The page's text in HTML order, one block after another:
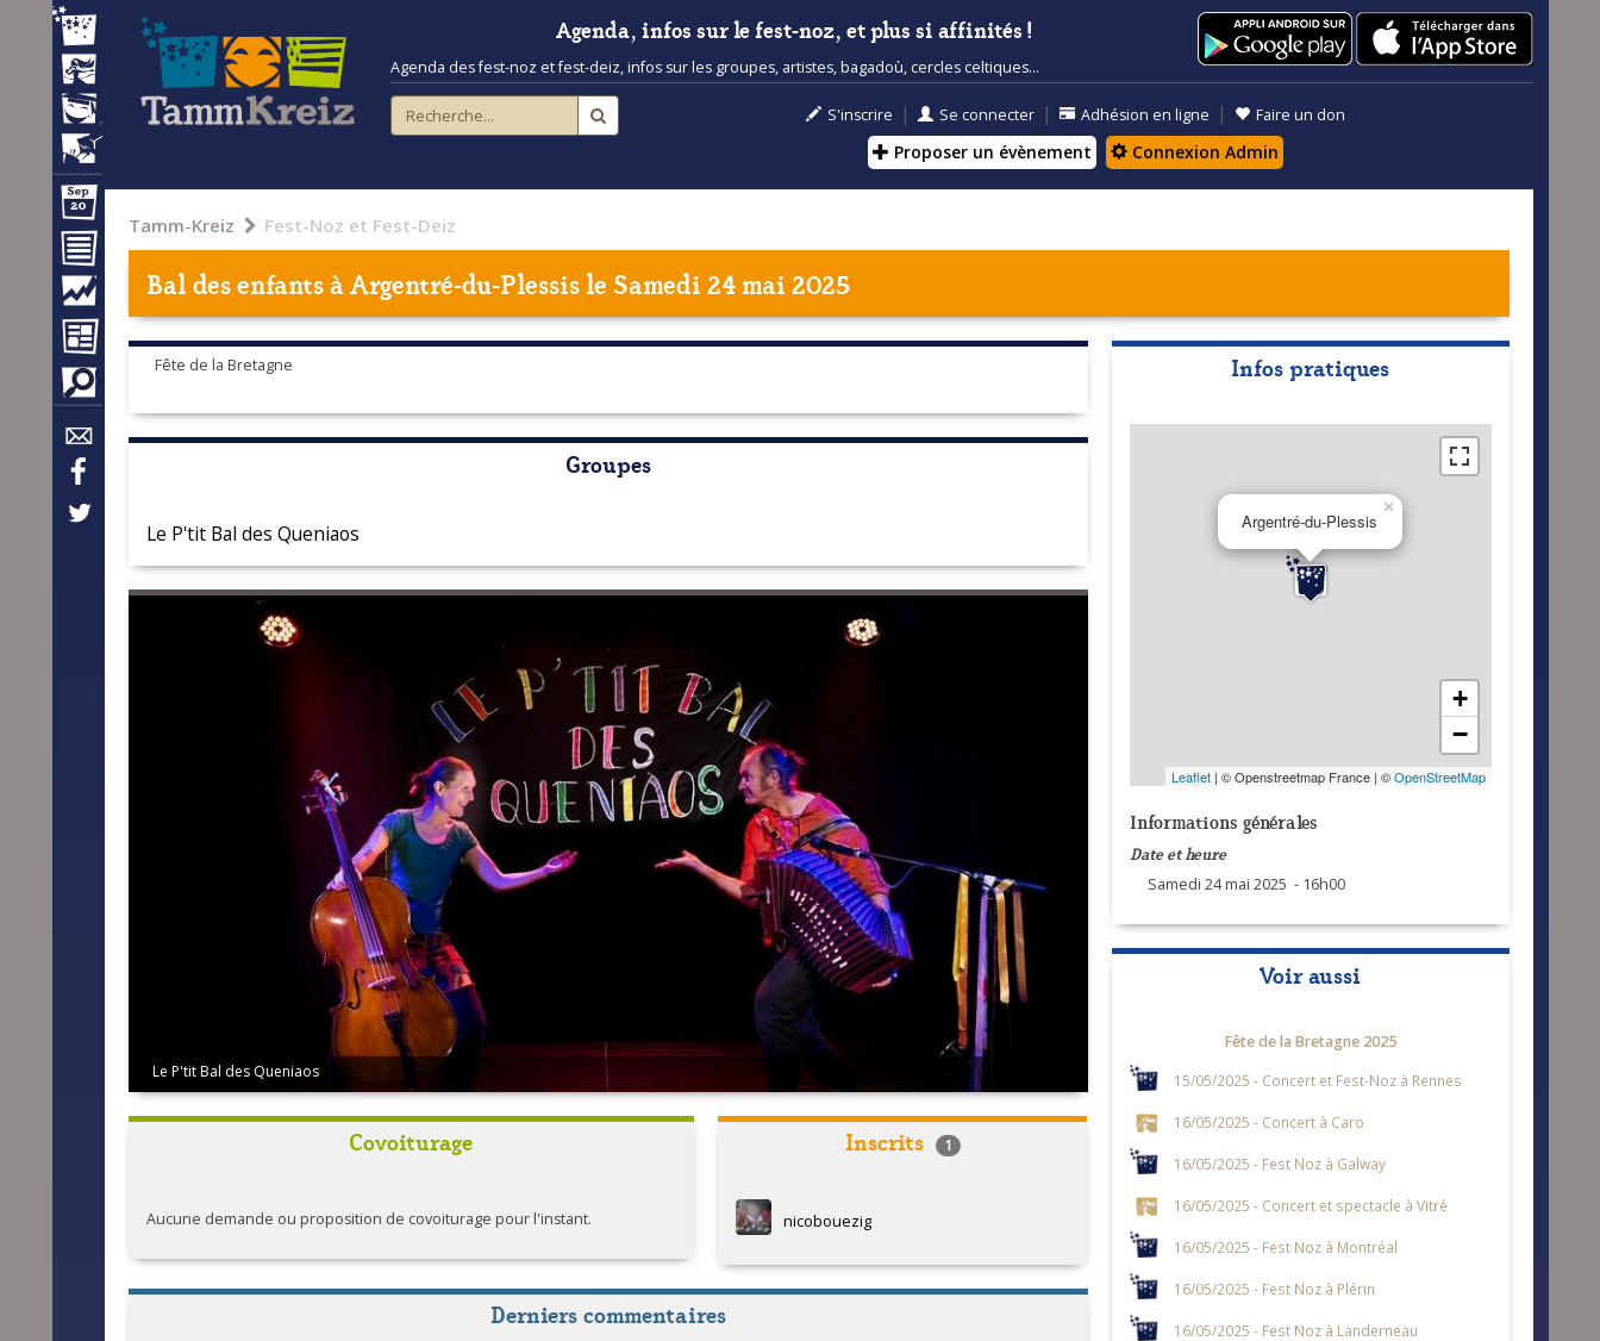
Agenda, infos sur le fest-noz, et plus si affinités !
Agenda des fest-noz et fest-deiz, infos sur les groupes, artistes, bagadoù, cercles celtiques...
S'inscrire | Se connecter | Adhésion en ligne | Faire un don
Proposer un évènement Connexion Admin
Tamm-Kreiz Fest-Noz et Fest-Deiz
Bal des enfants àArgentré-du-Plessisle Samedi 24 mai 2025
Fête de la Bretagne
Groupes
Le P'tit Bal des Queniaos
Le P'tit Bal des Queniaos
Covoiturage
Aucune demande ou proposition de covoiturage pour l'instant.
Inscrits 1
nicobouezig
Derniers commentaires
Infos pratiques
Argentré-du-Plessis
×
+
−
Leaflet| © Openstreetmap France | ©OpenStreetMap
Informations générales
Date et heure
Samedi 24 mai 2025 - 16h00
Voir aussi
Fête de la Bretagne 2025
15/05/2025 - Concert et Fest-Noz à Rennes
16/05/2025 - Concert à Caro
16/05/2025 - Fest Noz à Galway
16/05/2025 - Concert et spectacle à Vitré
16/05/2025 - Fest Noz à Montréal
16/05/2025 - Fest Noz à Plérin
16/05/2025 - Fest Noz à Landerneau